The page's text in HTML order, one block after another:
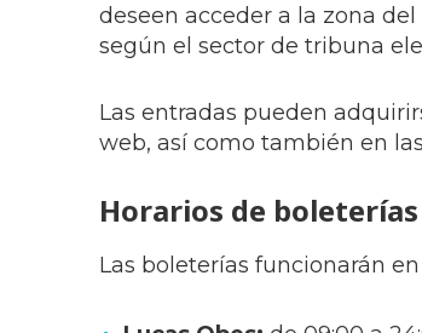
deseen acceder a la zona
según el sector de tribuna
Las entradas pueden
web, así como también en
Horarios de boleterías
Las boleterías funcionarán